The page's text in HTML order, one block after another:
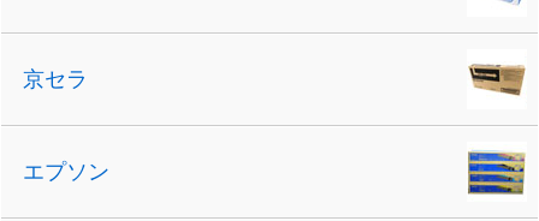
京セラ
エプソン